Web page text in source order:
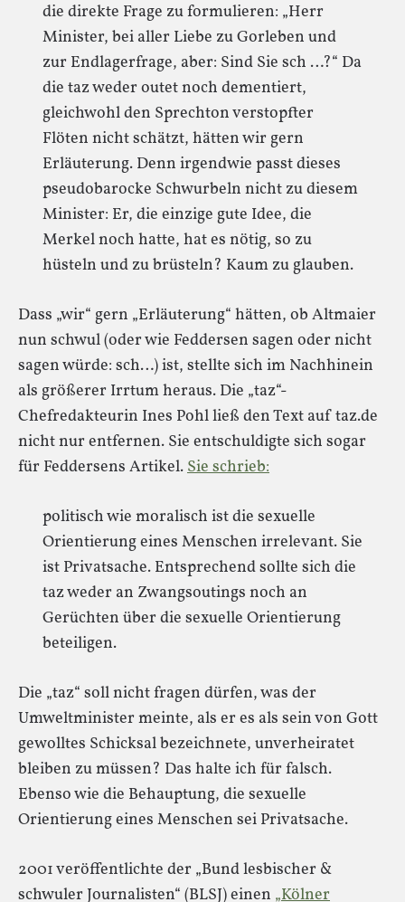
die direkte Frage zu formulieren: „Herr
Minister, bei aller Liebe zu Gorleben und
zur Endlagerfrage, aber: Sind Sie sch …?“ Da
die taz weder outet noch dementiert,
gleichwohl den Sprechton verstopfter
Flöten nicht schätzt, hätten wir gern
Erläuterung. Denn irgendwie passt dieses
pseudobarocke Schwurbeln nicht zu diesem
Minister: Er, die einzige gute Idee, die
Merkel noch hatte, hat es nötig, so zu
hüsteln und zu brüsteln? Kaum zu glauben.
Dass „wir“ gern „Erläuterung“ hätten, ob Altmaier
nun schwul (oder wie Feddersen sagen oder nicht
sagen würde: sch…) ist, stellte sich im Nachhinein
als größerer Irrtum heraus. Die „taz“-
Chefredakteurin Ines Pohl ließ den Text auf taz.de
nicht nur entfernen. Sie entschuldigte sich sogar
für Feddersens Artikel.Sie schrieb:
politisch wie moralisch ist die sexuelle
Orientierung eines Menschen irrelevant. Sie
ist Privatsache. Entsprechend sollte sich die
taz weder an Zwangsoutings noch an
Gerüchten über die sexuelle Orientierung
beteiligen.
Die „taz“ soll nicht fragen dürfen, was der
Umweltminister meinte, als er es als sein von Gott
gewolltes Schicksal bezeichnete, unverheiratet
bleiben zu müssen? Das halte ich für falsch.
Ebenso wie die Behauptung, die sexuelle
Orientierung eines Menschen sei Privatsache.
2001 veröffentlichte der „Bund lesbischer &
schwuler Journalisten“ (BLSJ) einen „Kölner